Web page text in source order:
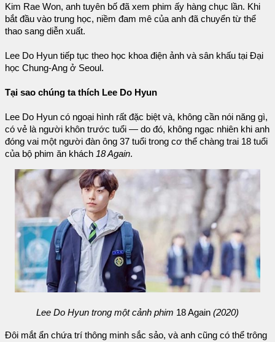
Kim Rae Won, anh tuyên bố đã xem phim ấy hàng chục lần. Khi
bắt đầu vào trung học, niềm đam mê của anh đã chuyển từ thể
thao sang diễn xuất.
Lee Do Hyun tiếp tục theo học khoa điện ảnh và sân khấu tại Đại
học Chung-Ang ở Seoul.
Tại sao chúng ta thích Lee Do Hyun
Lee Do Hyun có ngoại hình rất đặc biệt và, không cần nói năng gì,
có vẻ là người khôn trước tuổi — do đó, không ngạc nhiên khi anh
đóng vai một người đàn ông 37 tuổi trong cơ thể chàng trai 18 tuổi
của bộ phim ăn khách 18 Again.
Lee Do Hyun trong một cảnh phim 18 Again (2020)
Đôi mắt ẩn chứa trí thông minh sắc sảo, và anh cũng có thể trông